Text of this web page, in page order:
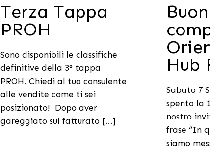
Terza Tappa
PROH
Sono disponibili le classifiche
definitive della 3° tappa
PROH. Chiedi al tuo consulente
alle vendite come ti sei
posizionato! Dopo aver
gareggiato sul fatturato [...]
Buon
Hub
Sabato 7
spento la
nostro
frase “In
siamo